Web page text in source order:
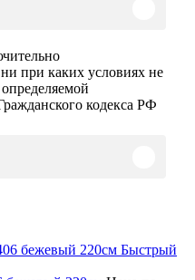
при каких условиях не
кодекса РФ
Быстрый